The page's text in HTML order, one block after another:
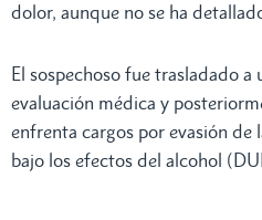
dolor, aunque no se ha
El sospechoso fue trasladado a
evaluación médica y
enfrenta cargos por evasión
bajo los efectos del alcohol